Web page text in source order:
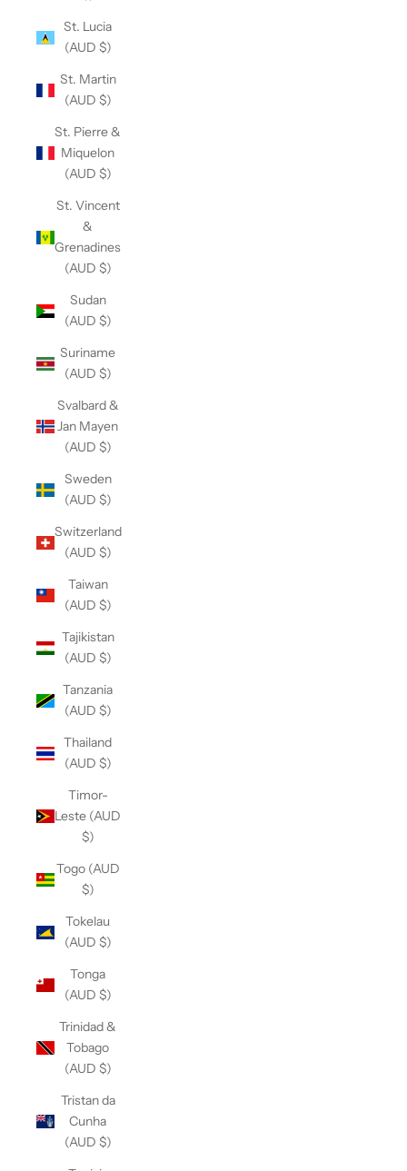
St. Lucia
(AUD $)
St. Martin
(AUD $)
St. Pierre &
Miquelon
(AUD $)
St. Vincent
&
Grenadines
(AUD $)
Sudan
(AUD $)
Suriname
(AUD $)
Svalbard &
Jan Mayen
(AUD $)
Sweden
(AUD $)
Switzerland
(AUD $)
Taiwan
(AUD $)
Tajikistan
(AUD $)
Tanzania
(AUD $)
Thailand
(AUD $)
Timor-
Leste (AUD
$)
Togo (AUD
$)
Tokelau
(AUD $)
Tonga
(AUD $)
Trinidad &
Tobago
(AUD $)
Tristan da
Cunha
(AUD $)